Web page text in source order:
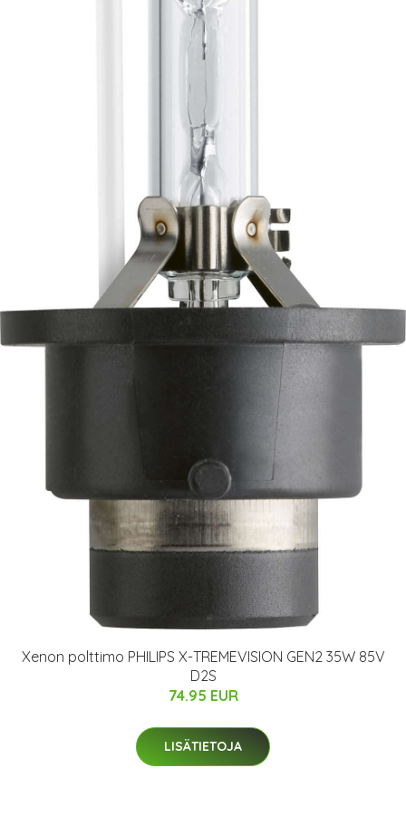
Xenon polttimo PHILIPS X-TREMEVISION GEN2 35W 85V
D2S
74.95 EUR
LISÄTIETOJA